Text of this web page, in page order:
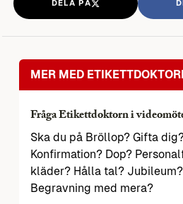
DELA PÅ
MER MED
Fråga Etikettdoktorn i
Ska du på Bröllop? Gifta
Konfirmation? Dop?
kläder? Hålla tal? Jubileum?
Begravning med mera?